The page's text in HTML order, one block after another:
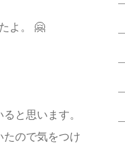
よ。 🤗
と思います。
たので気をつけ